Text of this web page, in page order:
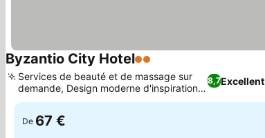
Byzantio City Hotel2 Étoiles
8,7Excellent
Services de beauté et de massage sur
demande, Design moderne d'inspiration
cycladique
De 67 €